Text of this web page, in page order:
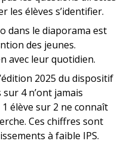
les élèves s’identifier.
dans le diaporama est
des jeunes.
avec leur quotidien.
2025 du dispositif
sur 4 n’ont jamais
élève sur 2 ne connaît
Ces chiffres sont
à faible IPS.